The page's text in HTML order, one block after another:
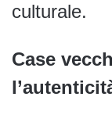
culturale.
Case